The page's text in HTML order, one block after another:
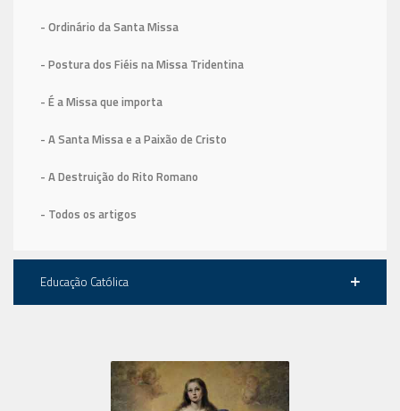
- Ordinário da Santa Missa
- Postura dos Fiéis na Missa Tridentina
- É a Missa que importa
- A Santa Missa e a Paixão de Cristo
- A Destruição do Rito Romano
- Todos os artigos
Educação Católica